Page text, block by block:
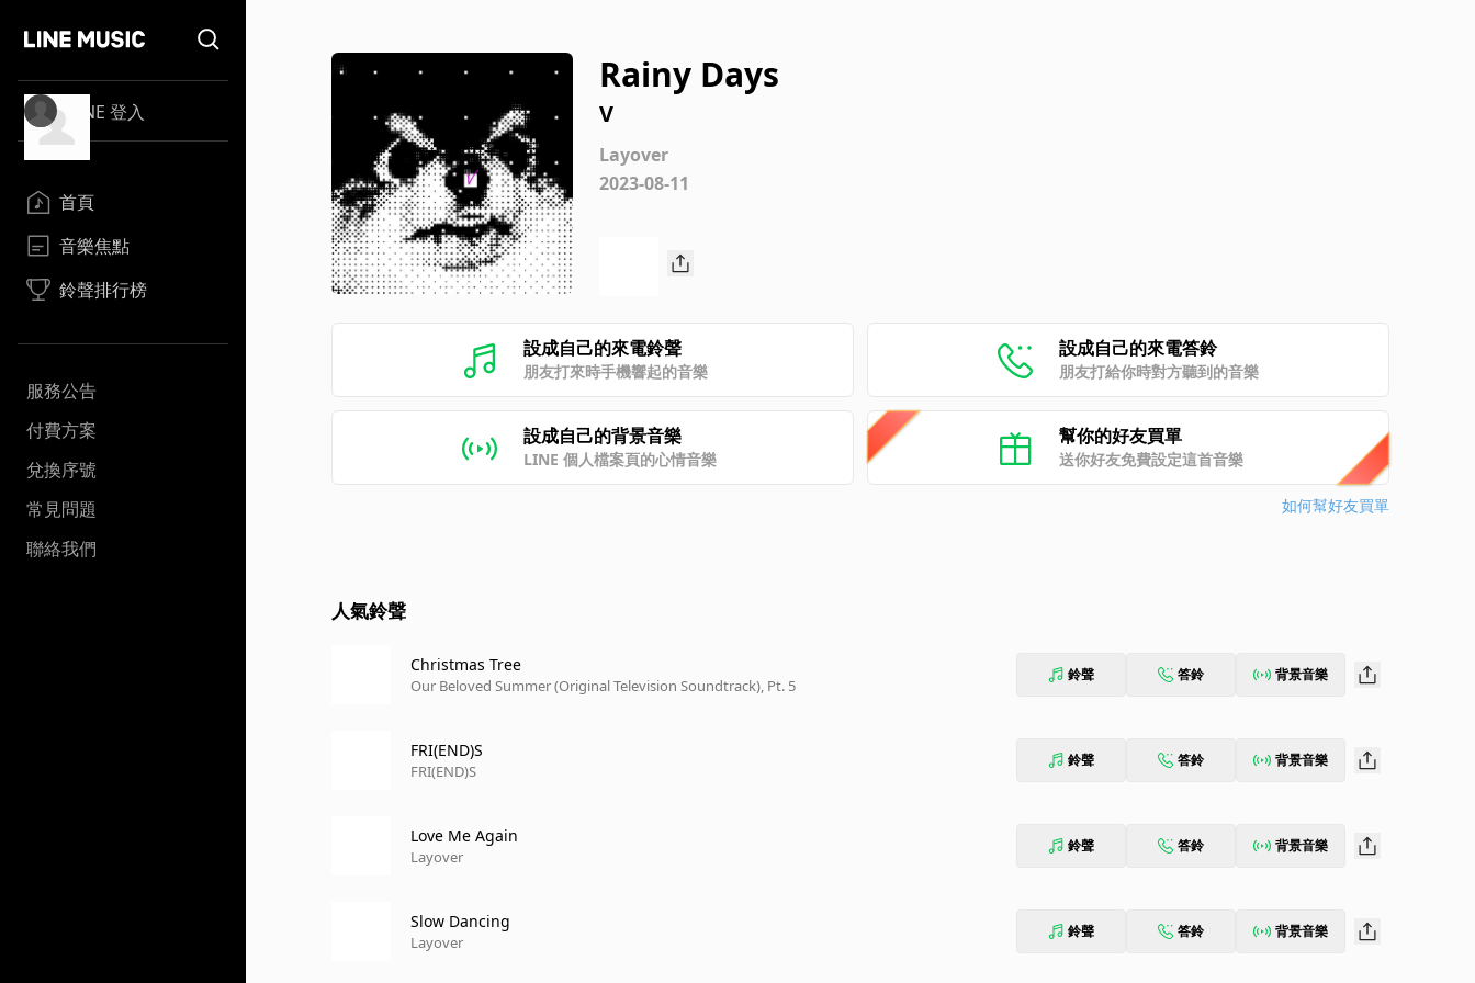
LINE 登入
首頁
音樂焦點
鈴聲排行榜
服務公告
付費方案
兌換序號
常見問題
聯絡我們
Rainy Days
V
Layover
2023-08-11
設成自己的來電鈴聲
朋友打來時手機響起的音樂
設成自己的來電答鈴
朋友打給你時對方聽到的音樂
設成自己的背景音樂
LINE 個人檔案頁的心情音樂
幫你的好友買單
送你好友免費設定這首音樂
如何幫好友買單
人氣鈴聲
Christmas Tree
Our Beloved Summer (Original Television Soundtrack), Pt. 5
鈴聲 答鈴 背景音樂
FRI(END)S
FRI(END)S
鈴聲 答鈴 背景音樂
Love Me Again
Layover
鈴聲 答鈴 背景音樂
Slow Dancing
Layover
鈴聲 答鈴 背景音樂